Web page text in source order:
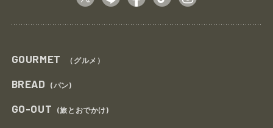
GOURMET （グルメ）
BREAD (パン)
GO-OUT (旅とおでかけ)